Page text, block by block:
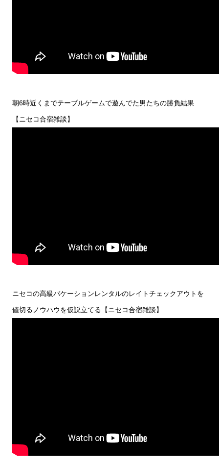
朝6時近くまでテーブルゲームで遊んでた男たちの勝負結果
【ニセコ合宿雑談】
ニセコの高級バケーションレンタルのレイトチェックアウトを
値切るノウハウを仮説立てる【ニセコ合宿雑談】